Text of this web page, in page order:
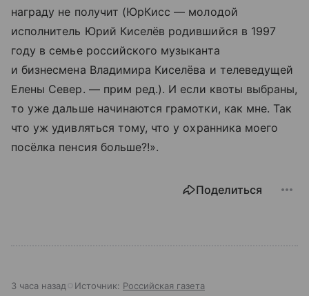
награду не получит (ЮрКисс — молодой
исполнитель Юрий Киселёв родившийся в 1997
году в семье российского музыканта
и бизнесмена Владимира Киселёва и телеведущей
Елены Север. — прим ред.). И если квоты выбраны,
то уже дальше начинаются грамотки, как мне. Так
что уж удивляться тому, что у охранника моего
посёлка пенсия больше?!».
Поделиться
3 часа назад Источник: Российская газета